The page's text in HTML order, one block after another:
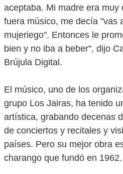
aceptaba. Mi madre era
fuera músico, me decía "vas
mujeriego". Entonces le
bien y no iba a beber", dijo
Brújula Digital.
El músico, uno de los
grupo Los Jairas, ha tenido
artística, grabando decenas
de conciertos y recitales y
países. Pero su mejor obra
charango que fundó en 1962.